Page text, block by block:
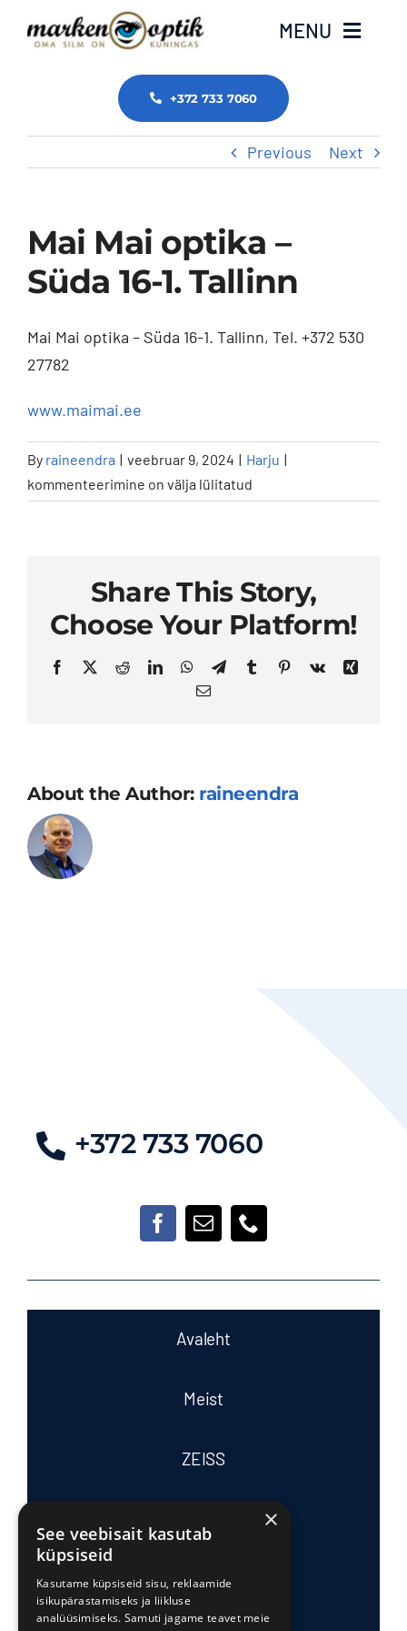
MENU
Tasub teada
+372 733 7060
Previous Next
Mai Mai optika –
Süda 16-1. Tallinn
Mai Mai optika – Süda 16-1. Tallinn, Tel. +372 530
27782
www.maimai.ee
By raineendra | veebruar 9, 2024 | Harju |
optika
1.
Tallinn
kommenteerimine on välja lülitatud
Share This Story,
Choose Your Platform!
Facebook
X RedditLinkedInWhatsApp
TelegramTumblrPinterest
Vk
Xing
Email
About the Author: raineendra
+372 733 7060
Avaleht
Meist
ZEISS
Tooted ja teenused
×
See veebisait kasutab
küpsiseid
Kasutame küpsiseid sisu, reklaamide
isikupärastamiseks ja liikluse
analüüsimiseks. Samuti jagame teavet meie